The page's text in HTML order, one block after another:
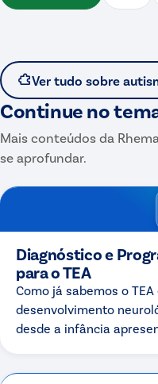
Ver tudo sobre
Continue no
Mais conteúdos da
se aprofundar.
Diagnóstico e
para o TEA
Como já sabemos o
desenvolvimento
desde a infância